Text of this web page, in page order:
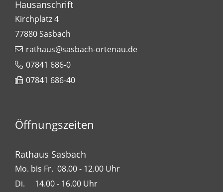
Hausanschrift
Kirchplatz 4
77880Sasbach
rathaus@sasbach-ortenau.de
07841 686-0
07841 686-40
Öffnungszeiten
Rathaus Sasbach
Mo. bis Fr. 08.00 - 12.00 Uhr
Di. 14.00 - 16.00 Uhr